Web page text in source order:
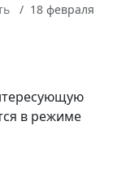
18 февраля
в режиме